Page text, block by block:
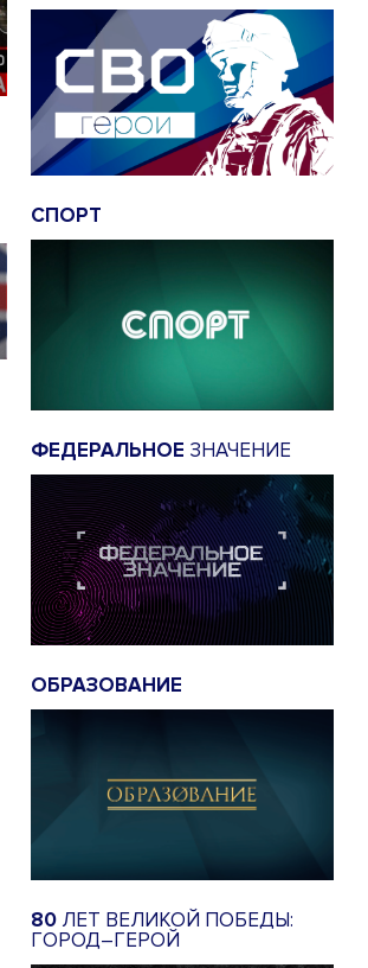
СПОРТ
ФЕДЕРАЛЬНОЕ ЗНАЧЕНИЕ
ОБРАЗОВАНИЕ
80 ЛЕТ ВЕЛИКОЙ ПОБЕДЫ:
ГОРОД–ГЕРОЙ